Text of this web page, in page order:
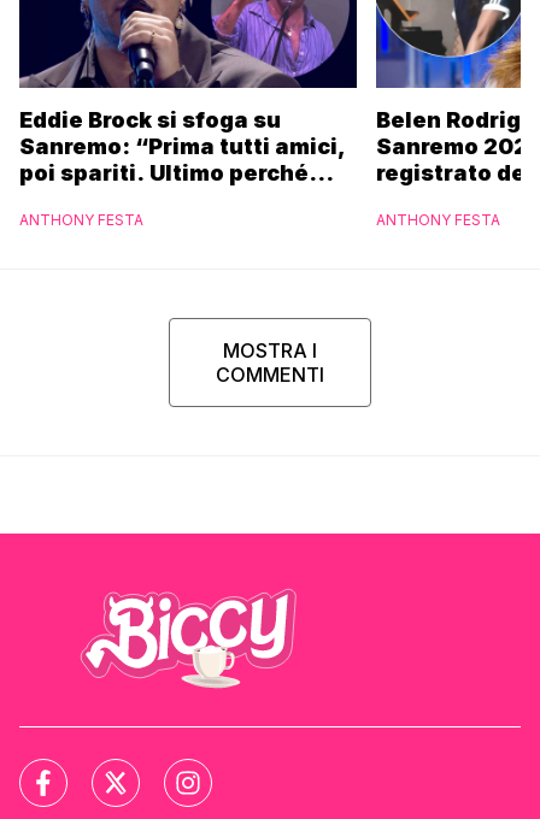
Eddie Brock si sfoga su
Sanremo: “Prima tutti amici,
poi spariti. Ultimo perché
marchette”
ANTHONY FESTA
Belen
Sanremo
registrato dei
ANTHONY FESTA
MOSTRA I
COMMENTI